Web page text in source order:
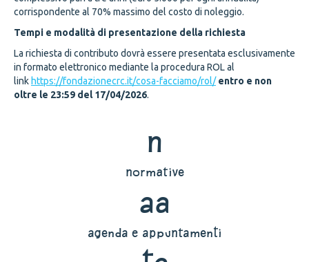
corrispondente al 70% massimo del costo di noleggio.
Tempi e modalità di presentazione della richiesta
La richiesta di contributo dovrà essere presentata esclusivamente
in formato elettronico mediante la procedura ROL al
link https://fondazionecrc.it/cosa-facciamo/rol/ entro e non
oltre le 23:59 del 17/04/2026.
n
normative
aa
agenda e appuntamenti